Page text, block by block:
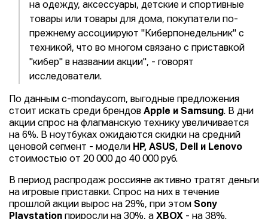
на одежду, аксессуары, детские и спортивные
товары или товары для дома, покупатели по-
прежнему ассоциируют "Киберпонедельник" с
техникой, что во многом связано с приставкой
"кибер" в названии акции", - говорят
исследователи.
По данным c-monday.com, выгодные предложения
стоит искать среди брендов Apple и Samsung. В дни
акции спрос на флагманскую технику увеличивается
на 6%. В ноутбуках ожидаются скидки на средний
ценовой сегмент - модели HP, ASUS, Dell и Lenovo
стоимостью от 20 000 до 40 000 руб.
В период распродаж россияне активно тратят деньги
на игровые приставки. Спрос на них в течение
прошлой акции вырос на 29%, при этом Sony
Playstation приросли на 30%, а XBOX - на 38%.